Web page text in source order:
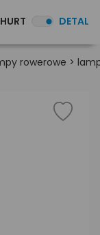
HURT DETAL
rowerowe >